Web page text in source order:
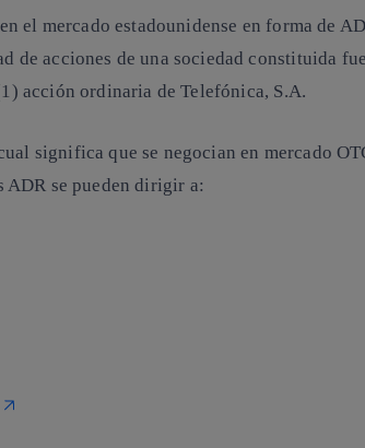
el mercado estadounidense en forma de
de acciones de una sociedad constituida
acción ordinaria de Telefónica, S.A.
significa que se negocian en mercado
ADR se pueden dirigir a: